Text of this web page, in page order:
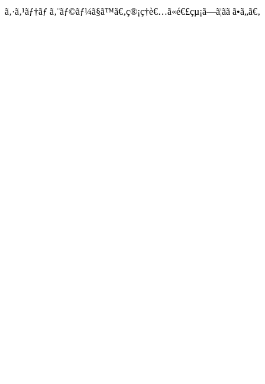
ã‚·ã‚¹ãƒ†ãƒ ã‚¨ãƒ©ãƒ¼ã§ã™ã€‚ç®¡ç†è€…ã«é€£çµ¡ã—ã¦ãã ã•ã„ã€‚